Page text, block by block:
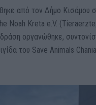
από τον Δήμο Κισάμου
Noah Kreta e.V.
οργανώθηκε,
του Save Animals